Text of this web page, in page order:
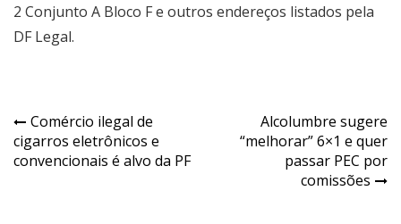
2 Conjunto A Bloco F e outros endereços listados pela
DF Legal.
Navegação
de
Comércio ilegal de
cigarros eletrônicos e
convencionais é alvo da PF
Alcolumbre sugere
“melhorar” 6×1 e quer
passar PEC por
comissões